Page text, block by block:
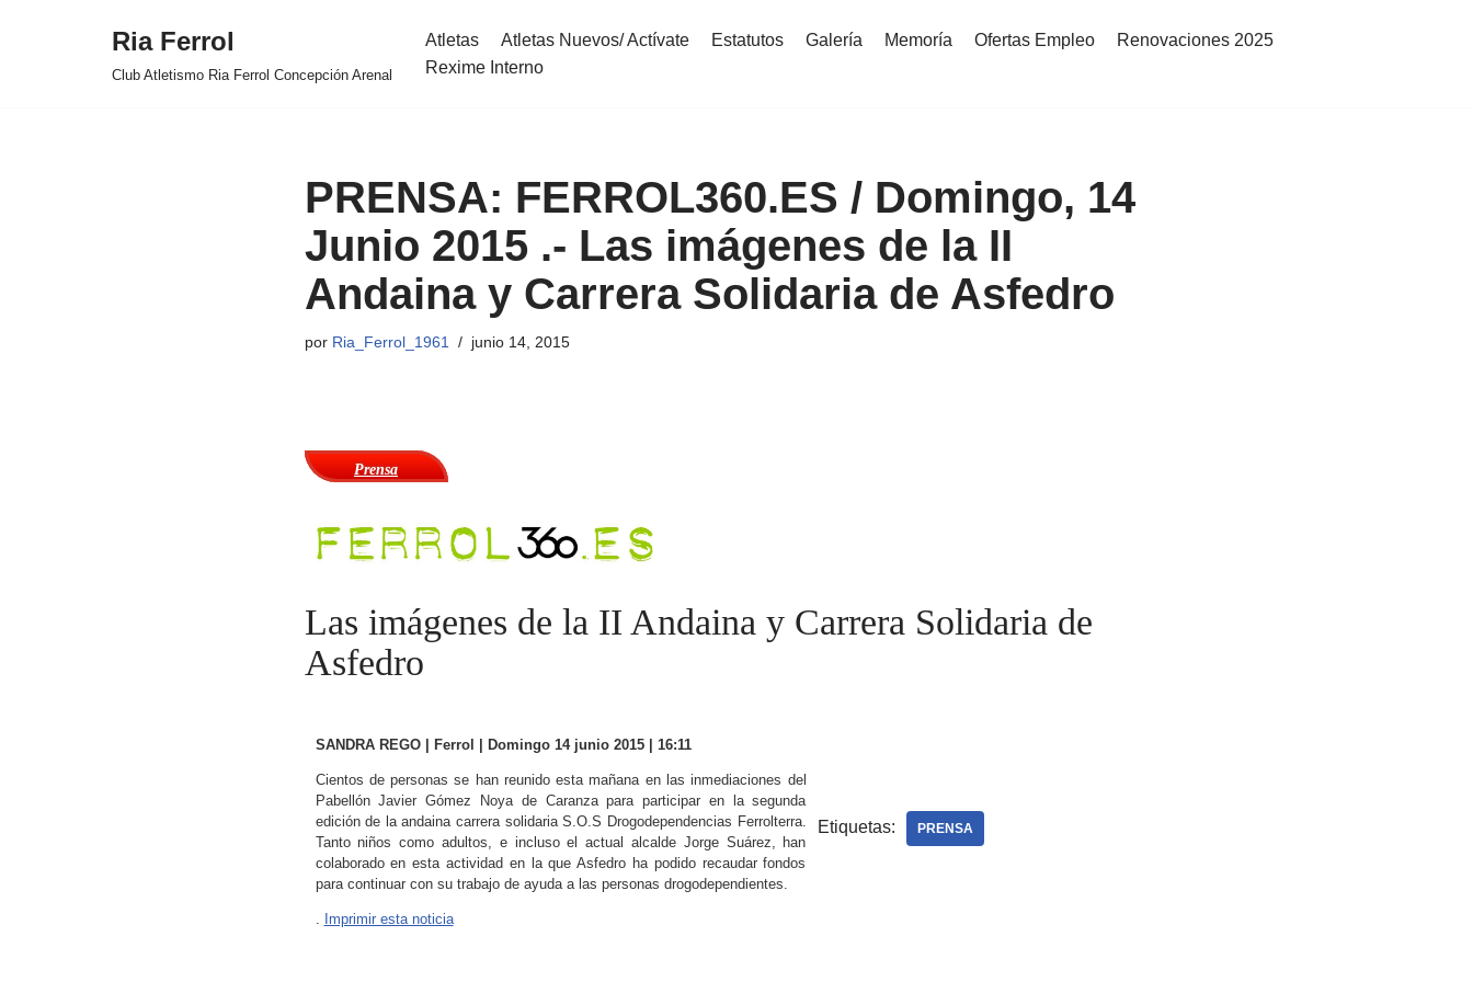
Ria Ferrol
Club Atletismo Ria Ferrol Concepción Arenal
Atletas Atletas Nuevos/ Actívate Estatutos Galería Memoría Ofertas Empleo
Renovaciones 2025
Rexime Interno
PRENSA: FERROL360.ES / Domingo, 14
Junio 2015 .- Las imágenes de la II
Andaina y Carrera Solidaria de Asfedro
por Ria_Ferrol_1961 junio 14, 2015
Prensa
Las imágenes de la II Andaina y Carrera Solidaria de
Asfedro
SANDRA REGO | Ferrol | Domingo 14 junio 2015 | 16:11
Cientos de personas se han reunido esta mañana en las inmediaciones del
Pabellón Javier Gómez Noya de Caranza para participar en la segunda
edición de la andaina carrera solidaria S.O.S Drogodependencias Ferrolterra.
Tanto niños como adultos, e incluso el actual alcalde Jorge Suárez, han
colaborado en esta actividad en la que Asfedro ha podido recaudar fondos
para continuar con su trabajo de ayuda a las personas drogodependientes.
Imprimir esta noticia
Etiquetas: PRENSA